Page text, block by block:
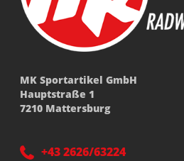
MK Sportartikel GmbH
Hauptstraße 1
7210 Mattersburg
+43 2626/63224